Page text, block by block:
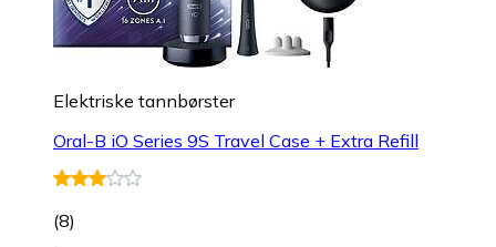
Elektriske tannbørster
Oral-B iO Series 9S Travel Case + Extra Refill
(8)